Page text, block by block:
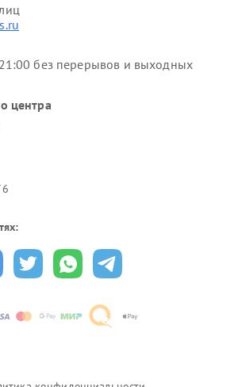
без перерывов и выходных
центра